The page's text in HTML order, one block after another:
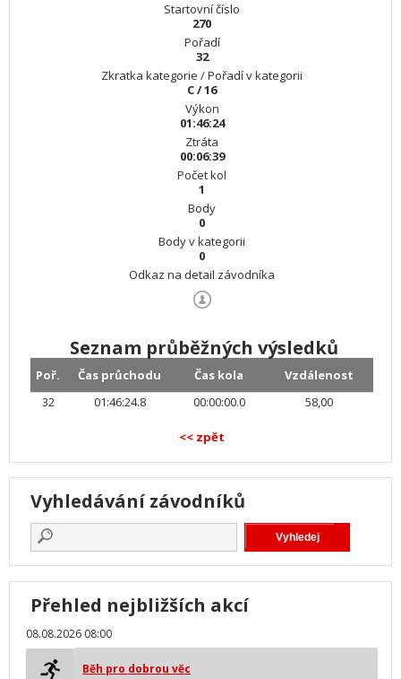
Startovní číslo
270
Pořadí
32
Zkratka kategorie / Pořadí v kategorii
C / 16
Výkon
01:46:24
Ztráta
00:06:39
Počet kol
1
Body
0
Body v kategorii
0
Odkaz na detail závodníka
Seznam průběžných výsledků
Poř. Čas průchodu Čas kola
Vzdálenost
32
01:46:24.8 00:00:00.0 58,00
<< zpět
Vyhledávání závodníků
Přehled nejbližších akcí
08.08.2026 08:00
Běh pro dobrou věc